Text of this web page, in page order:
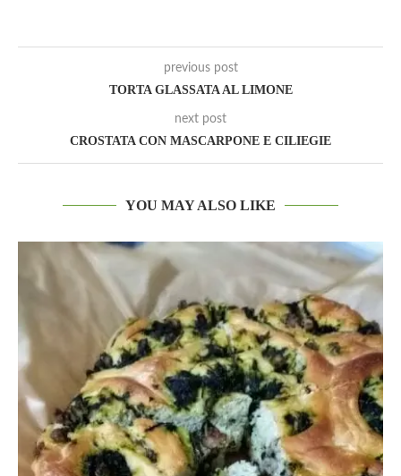
previous post
TORTA GLASSATA AL LIMONE
next post
CROSTATA CON MASCARPONE E CILIEGIE
YOU MAY ALSO LIKE